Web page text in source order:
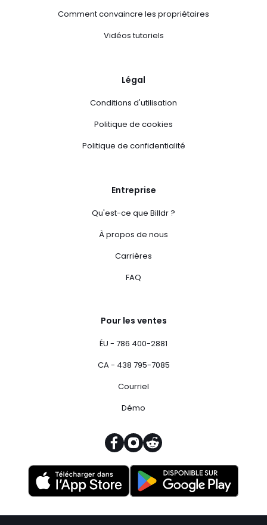
Comment convaincre les propriétaires
Vidéos tutoriels
Légal
Conditions d'utilisation
Politique de cookies
Politique de confidentialité
Entreprise
Qu'est-ce que Billdr ?
À propos de nous
Carrières
FAQ
Pour les ventes
ÉU - 786 400-2881
CA - 438 795-7085
Courriel
Démo